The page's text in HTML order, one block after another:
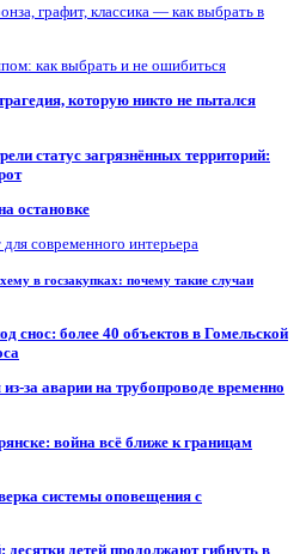
графит, классика — как выбрать в
как выбрать и не ошибиться
которую никто не пытался
статус загрязнённых территорий:
остановке
современного интерьера
в госзакупках: почему такие случаи
снос: более 40 объектов в Гомельской
за аварии на трубопроводе временно
война всё ближе к границам
системы оповещения с
десятки детей продолжают гибнуть в